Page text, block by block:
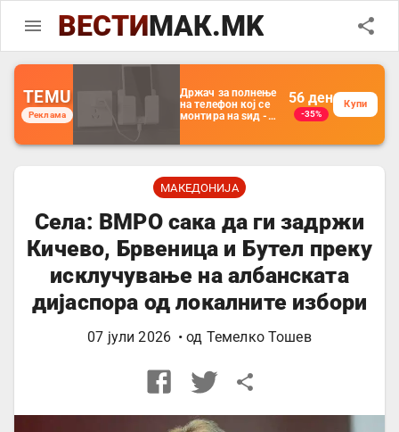
ВЕСТИМАК.MK
TEMU
Реклама
Држач за полнење
на телефон кој се
монтира на ѕид -
организатор за
далечински
управувач
56 ден
-35%
Купи
МАКЕДОНИЈА
Села: ВМРО сака да ги задржи
Кичево, Брвеница и Бутел преку
исклучување на албанската
дијаспора од локалните избори
07 јули 2026 • од Темелко Тошев